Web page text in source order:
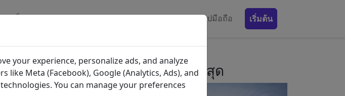
บล็อก วัตถุดิบ แผนการรับประทานอาหาร แอปมือถือ เริ่มต้น
พื่อลดขยะ
โพสต์ล่าสุด
your experience, personalize ads, and analyze
Meta (Facebook), Google (Analytics, Ads), and
You can manage your preferences